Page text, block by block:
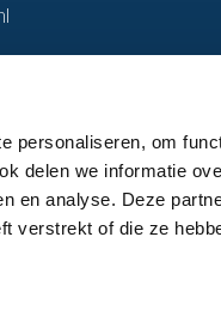
personaliseren, om
delen we informatie
en analyse. Deze
verstrekt of die ze